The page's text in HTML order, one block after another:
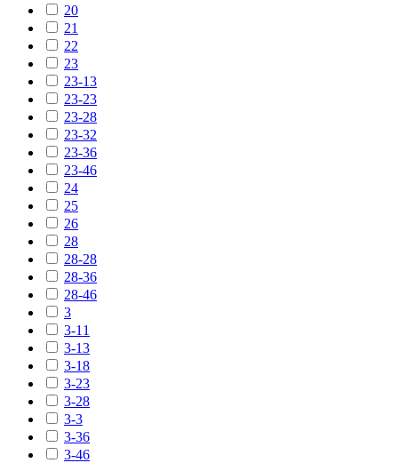
20
21
22
23
23-13
23-23
23-28
23-32
23-36
23-46
24
25
26
28
28-28
28-36
28-46
3
3-11
3-13
3-18
3-23
3-28
3-3
3-36
3-46